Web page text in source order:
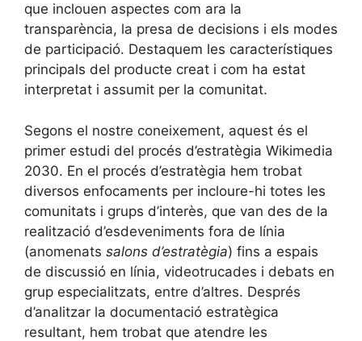
que inclouen aspectes com ara la
transparència, la presa de decisions i els modes
de participació. Destaquem les característiques
principals del producte creat i com ha estat
interpretat i assumit per la comunitat.
Segons el nostre coneixement, aquest és el
primer estudi del procés d’estratègia Wikimedia
2030. En el procés d’estratègia hem trobat
diversos enfocaments per incloure-hi totes les
comunitats i grups d’interès, que van des de la
realització d’esdeveniments fora de línia
(anomenats salons d’estratègia) fins a espais
de discussió en línia, videotrucades i debats en
grup especialitzats, entre d’altres. Després
d’analitzar la documentació estratègica
resultant, hem trobat que atendre les